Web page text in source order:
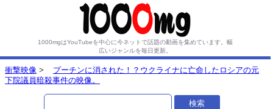
1000mgはYouTubeを中心に今ネットで話題の動画を集めています。 幅
広いジャンルを毎日更新。
衝撃映像 >
プーチンに消された！？ウクライナに亡命したロシアの元
下院議員暗殺事件の映像。